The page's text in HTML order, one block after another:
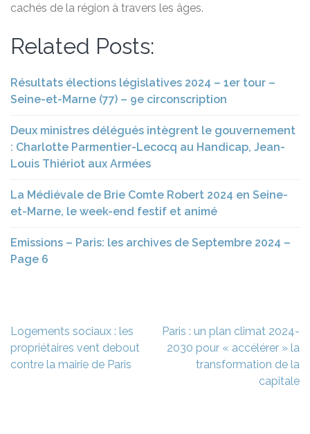
cachés de la région à travers les âges.
Related Posts:
Résultats élections législatives 2024 – 1er tour –
Seine-et-Marne (77) – 9e circonscription
Deux ministres délégués intègrent le gouvernement
: Charlotte Parmentier-Lecocq au Handicap, Jean-
Louis Thiériot aux Armées
La Médiévale de Brie Comte Robert 2024 en Seine-
et-Marne, le week-end festif et animé
Emissions – Paris: les archives de Septembre 2024 –
Page 6
Navigation
de
l’article
Logements sociaux : les
propriétaires vent debout
contre la mairie de Paris
Paris : un plan climat 2024-
2030 pour « accélérer » la
transformation de la
capitale